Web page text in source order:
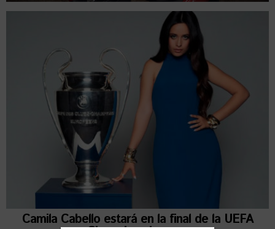
Camila Cabello estará en la final de la UEFA